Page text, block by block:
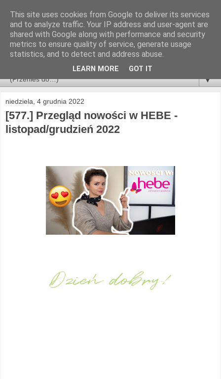
▼
niedziela, 4 grudnia 2022
[577.] Przegląd nowości w HEBE -
listopad/grudzień 2022
This site uses cookies from Google to deliver its services
and to analyze traffic. Your IP address and user-agent are
shared with Google along with performance and security
metrics to ensure quality of service, generate usage
statistics, and to detect and address abuse.
LEARN MORE GOT IT